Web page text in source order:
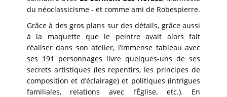
du néoclassicisme - et comme ami de Robespierre.
Grâce à des gros plans sur des détails, grâce aussi
à la maquette que le peintre avait alors fait
réaliser dans son atelier, l’immense tableau avec
ses 191 personnages livre quelques-uns de ses
secrets artistiques (les repentirs, les principes de
composition et d’éclairage) et politiques (intrigues
familiales, relations avec l’Église, etc.). En